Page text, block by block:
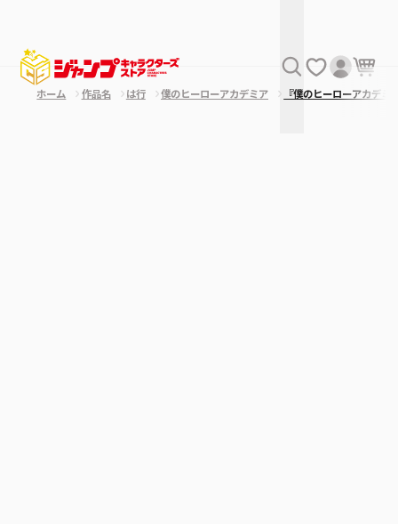
ホーム 作品名 は行 僕のヒーローアカデミア 『僕のヒーローアカデ